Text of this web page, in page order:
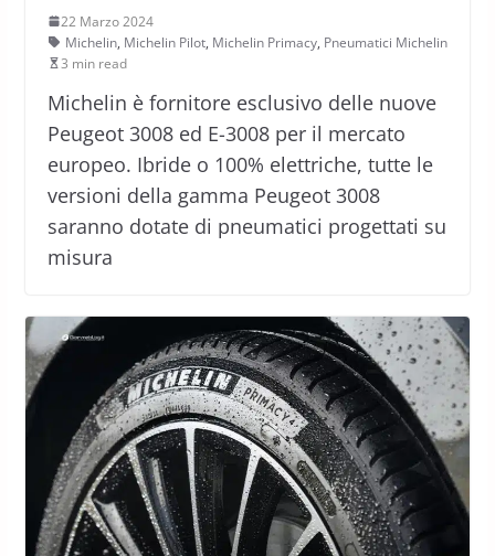
22 Marzo 2024
Michelin, Michelin Pilot, Michelin Primacy, Pneumatici Michelin
3 min read
Michelin è fornitore esclusivo delle nuove
Peugeot 3008 ed E-3008 per il mercato
europeo. Ibride o 100% elettriche, tutte le
versioni della gamma Peugeot 3008
saranno dotate di pneumatici progettati su
misura